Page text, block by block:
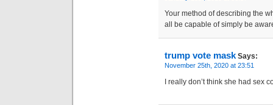
Your method of describing the
all be capable of simply be
trump vote maskSays:
November 25th, 2020 at 23:51
I really don’t think she had sex